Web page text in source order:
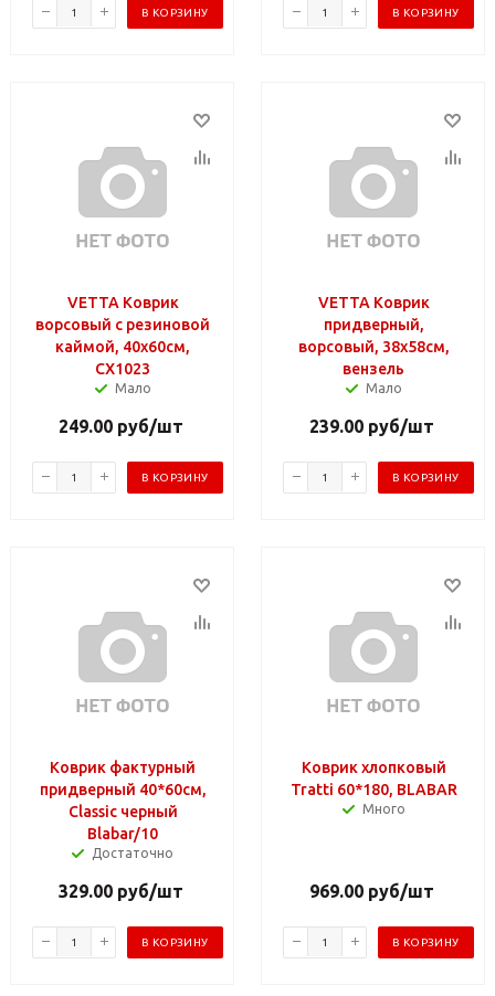
В КОРЗИНУ В КОРЗИНУ
VETTA Коврик
ворсовый с резиновой
каймой, 40x60см,
CX1023
Мало
249.00руб/шт
В КОРЗИНУ
VETTA Коврик
придверный,
ворсовый, 38x58см,
вензель
Мало
239.00руб/шт
В КОРЗИНУ
Коврик фактурный
придверный 40*60см,
Classic черный
Blabar/10
Достаточно
329.00руб/шт
В КОРЗИНУ
Коврик хлопковый
Tratti 60*180, BLABAR
Много
969.00руб/шт
В КОРЗИНУ